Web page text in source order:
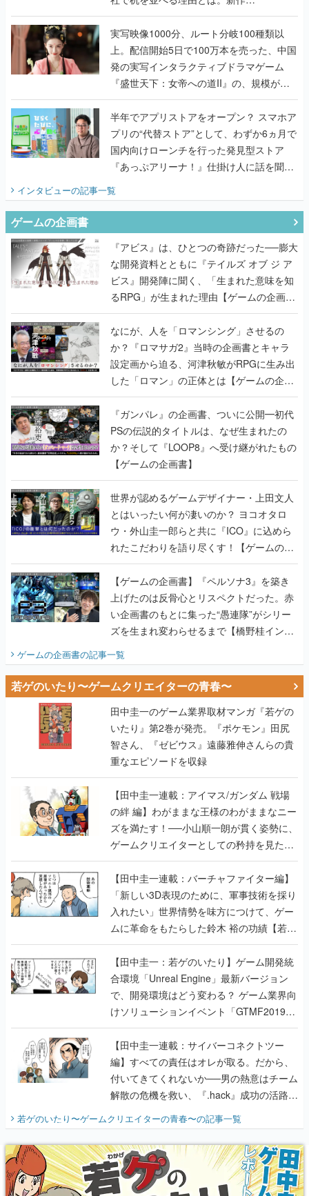
『TATSUJIN EXTREME』で初タッグを組
んだレジェンド2人に訊く開発秘話
実写映像1000分、ルート分岐100種類以
上。配信開始5日で100万本を売った、中国
発の実写インタラクティブドラマゲーム
『盛世天下：女帝への道II』の、規模が違
うこだわりをプロデューサーに聞いた
半年でアプリストアをオープン？ スマホア
プリの“代替ストア”として、わずか6ヵ月で
国内向けローンチを行った発見型ストア
『あっぷアリーナ！』仕掛け人に話を聞い
インタビューの記事一覧
ゲームの企画書
『アビス』は、ひとつの奇跡だった──膨大
な開発資料とともに『テイルズ オブ ジ ア
ビス』開発陣に聞く、「生まれた意味を知
るRPG」が生まれた理由【ゲームの企画
書】
なにが、人を「ロマンシング」させるの
か？『ロマサガ2』当時の企画書とキャラ
設定画から迫る、河津秋敏がRPGに生み出
した「ロマン」の正体とは【ゲームの企画
書】
『ガンパレ』の企画書、ついに公開━初代
PSの伝説的タイトルは、なぜ生まれたの
か？そして『LOOP8』へ受け継がれたもの
【ゲームの企画書】
世界が認めるゲームデザイナー・上田文人
とはいったい何が凄いのか？ ヨコオタロ
ウ・外山圭一郎らと共に『ICO』に込めら
れたこだわりを語り尽くす！【ゲームの企
画書】
【ゲームの企画書】『ペルソナ3』を築き
上げたのは反骨心とリスペクトだった。赤
い企画書のもとに集った“愚連隊”がシリー
ズを生まれ変わらせるまで【橋野桂インタ
ゲームの企画書の記事一覧
若ゲのいたり〜ゲームクリエイターの青春〜
田中圭一のゲーム業界取材マンガ『若ゲの
いたり』第2巻が発売。『ポケモン』田尻
智さん、『ゼビウス』遠藤雅伸さんらの貴
重なエピソードを収録
【田中圭一連載：アイマス/ガンダム 戦場
の絆 編】わがままな王様のわがままなニー
ズを満たす！──小山順一朗が貫く姿勢に、
ゲームクリエイターとしての矜持を見た
【若ゲのいたり最終回】
【田中圭一連載：バーチャファイター編】
「新しい3D表現のために、軍事技術を採り
入れたい」世界情勢を味方につけて、ゲー
ムに革命をもたらした鈴木 裕の功績【若ゲ
のいたり】
【田中圭一：若ゲのいたり】ゲーム開発統
合環境「Unreal Engine」最新バージョン
で、開発環境はどう変わる？ ゲーム業界向
けソリューションイベント「GTMF2019」
に行って、より理解を深めよう【PR】
【田中圭一連載：サイバーコネクトツー
編】すべての責任はオレが取る。だから、
付いてきてくれないか──男の熱意はチーム
解散の危機を救い、『.hack』成功の活路を
『少年ジャンプ』色だった【若ゲのいた
り】
若ゲのいたり〜ゲームクリエイターの青春〜の記事一覧